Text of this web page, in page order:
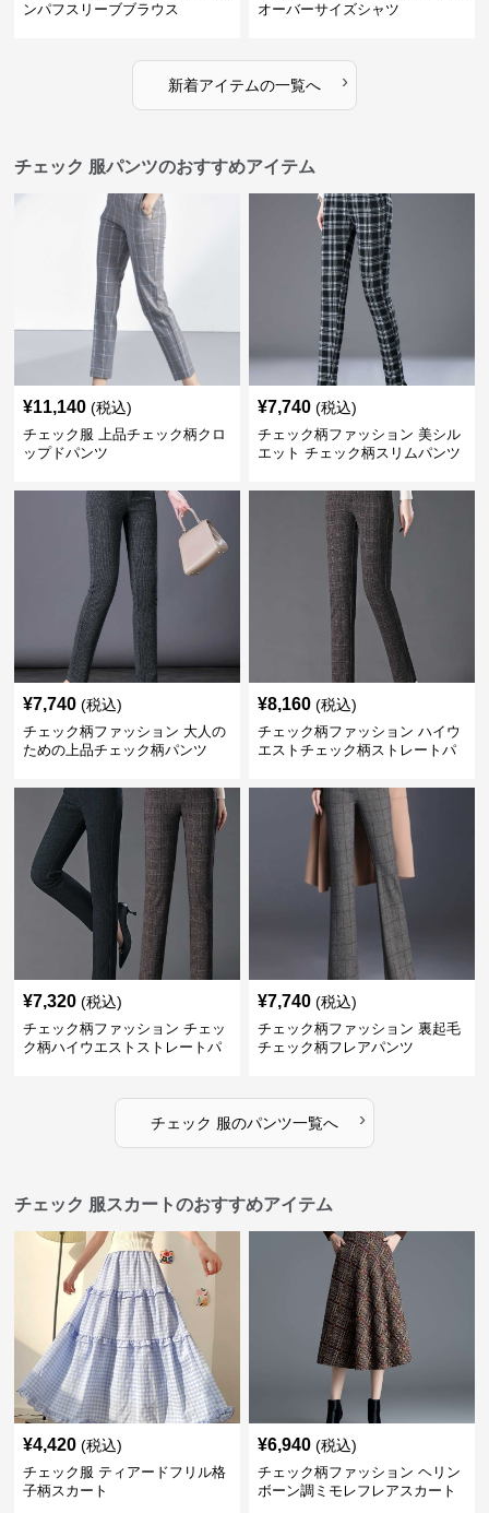
ンパフスリーブブラウス
オーバーサイズシャツ
新着アイテムの一覧へ ›
チェック 服パンツのおすすめアイテム
¥11,140 (税込)
チェック服 上品チェック柄クロ
ップドパンツ
¥7,740 (税込)
チェック柄ファッション 美シル
エット チェック柄スリムパンツ
¥7,740 (税込)
チェック柄ファッション 大人の
ための上品チェック柄パンツ
¥8,160 (税込)
チェック柄ファッション ハイウ
エストチェック柄ストレートパ
¥7,320 (税込)
チェック柄ファッション チェッ
ク柄ハイウエストストレートパ
¥7,740 (税込)
チェック柄ファッション 裏起毛
チェック柄フレアパンツ
チェック 服のパンツ一覧へ ›
チェック 服スカートのおすすめアイテム
¥4,420 (税込)
チェック服 ティアードフリル格
子柄スカート
¥6,940 (税込)
チェック柄ファッション ヘリン
ボーン調ミモレフレアスカート